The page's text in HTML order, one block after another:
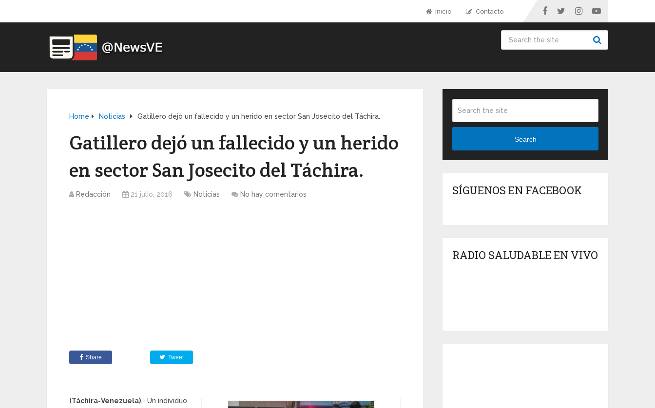
Inicio Contacto
Home Noticias Gatillero dejó un fallecido y un herido en sector San Josecito del Táchira.
Gatillero dejó un fallecido y un herido
en sector San Josecito del Táchira.
Redacción 21 julio, 2016 Noticias No hay comentarios
Share Tweet
(Táchira-Venezuela).- Un individuo
Search
SÍGUENOS EN FACEBOOK
RADIO SALUDABLE EN VIVO